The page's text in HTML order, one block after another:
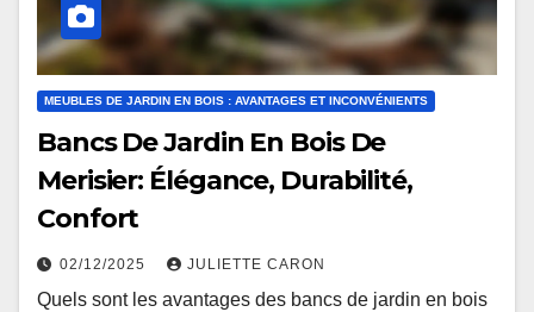
MEUBLES DE JARDIN EN BOIS : AVANTAGES ET INCONVÉNIENTS
Bancs De Jardin En Bois De
Merisier: Élégance, Durabilité,
Confort
02/12/2025 JULIETTE CARON
Quels sont les avantages des bancs de jardin en bois